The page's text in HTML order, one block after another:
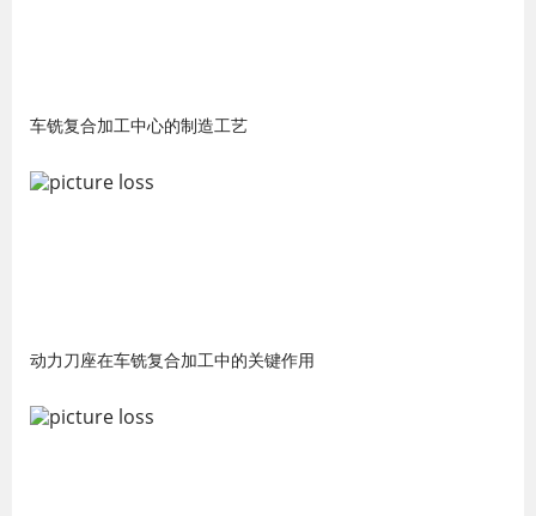
车铣复合加工中心的制造工艺
动力刀座在车铣复合加工中的关键作用